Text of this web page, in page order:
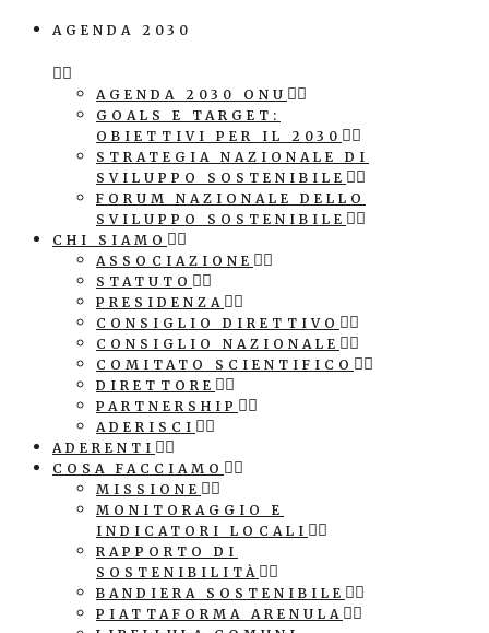
AGENDA 2030
AGENDA 2030 ONU
GOALS E TARGET:
OBIETTIVI PER IL 2030
STRATEGIA NAZIONALE DI
SVILUPPO SOSTENIBILE
FORUM NAZIONALE DELLO
SVILUPPO SOSTENIBILE
CHI SIAMO
ASSOCIAZIONE
STATUTO
PRESIDENZA
CONSIGLIO DIRETTIVO
CONSIGLIO NAZIONALE
COMITATO SCIENTIFICO
DIRETTORE
PARTNERSHIP
ADERISCI
ADERENTI
COSA FACCIAMO
MISSIONE
MONITORAGGIO E
INDICATORI LOCALI
RAPPORTO DI
SOSTENIBILITÀ
BANDIERA SOSTENIBILE
PIATTAFORMA ARENULA